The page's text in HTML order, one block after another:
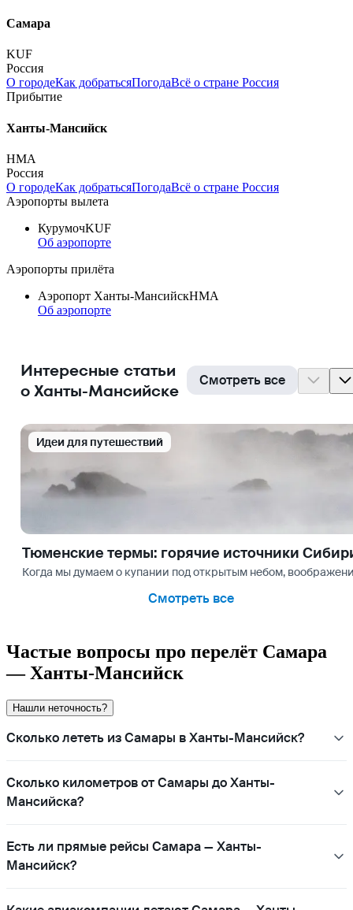
Самара
KUF
Россия
О городеКак добратьсяПогодаВсё о стране Россия
Прибытие
Ханты-Мансийск
HMA
Россия
О городеКак добратьсяПогодаВсё о стране Россия
Аэропорты вылета
КурумочKUF
Об аэропорте
Аэропорты прилёта
Аэропорт Ханты-МансийскHMA
Об аэропорте
Интересные статьи
о Ханты-Мансийске
Смотреть все
Идеи для путешествий
Тюменские термы: горячие источники
Когда мы думаем о купании под открытым небом,
Смотреть все
Частые вопросы про перелёт Самара
— Ханты-Мансийск
Нашли неточность?
Сколько лететь из Самары в Ханты-Мансийск?
Сколько километров от Самары до Ханты-
Мансийска?
Есть ли прямые рейсы Самара — Ханты-
Мансийск?